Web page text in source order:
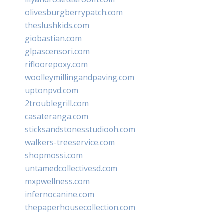
olivesburgberrypatch.com
theslushkids.com
giobastian.com
glpascensori.com
rifloorepoxy.com
woolleymillingandpaving.com
uptonpvd.com
2troublegrill.com
casateranga.com
sticksandstonesstudiooh.com
walkers-treeservice.com
shopmossi.com
untamedcollectivesd.com
mxpwellness.com
infernocanine.com
thepaperhousecollection.com